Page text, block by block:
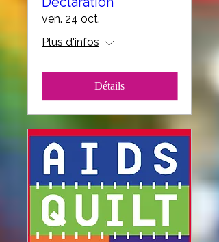
ven. 24 oct.
Plus d'infos
Détails